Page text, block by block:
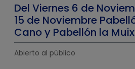
Del Viernes 6 de
15 de Noviembre
Cano y Pabellón la
Abierto al público